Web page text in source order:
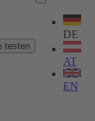
testen
Sprache
wählen
DE
AT
EN